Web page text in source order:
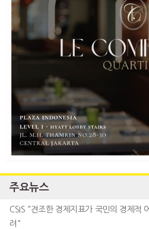
주요뉴스
CSIS "견조한 경제지표가 국민의 경제적
려"